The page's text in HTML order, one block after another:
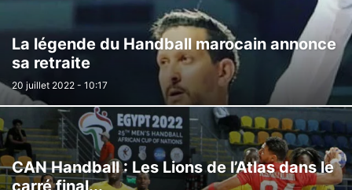
La légende du Handball marocain annonce
sa retraite
20 juillet 2022 - 10:17
CAN Handball : Les Lions de l’Atlas dans le
carré final...